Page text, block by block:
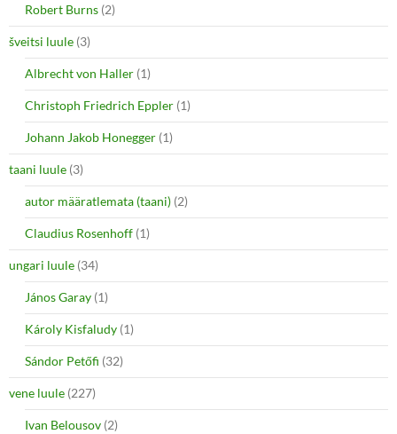
Robert Burns (2)
šveitsi luule (3)
Albrecht von Haller (1)
Christoph Friedrich Eppler (1)
Johann Jakob Honegger (1)
taani luule (3)
autor määratlemata (taani) (2)
Claudius Rosenhoff (1)
ungari luule (34)
János Garay (1)
Károly Kisfaludy (1)
Sándor Petőfi (32)
vene luule (227)
Ivan Belousov (2)